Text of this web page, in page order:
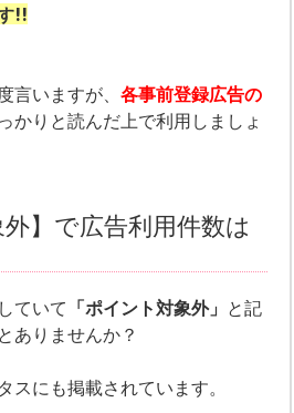
!!
言いますが、 各事前登録広告の
かりと読んだ上で利用しましょ
外】で広告利用件数は
ていて 「ポイント対象外」 と記
ありませんか？
スにも掲載されています。